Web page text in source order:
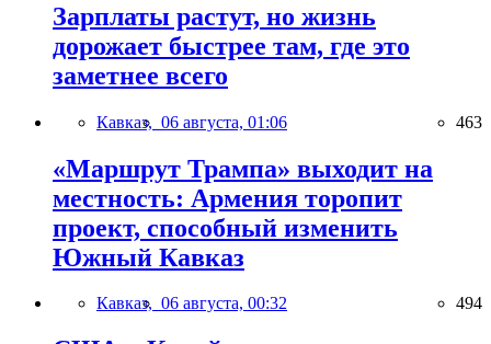
Зарплаты растут, но жизнь
дорожает быстрее там, где это
заметнее всего
Кавказ, 06 августа, 01:06 463
«Маршрут Трампа» выходит на
местность: Армения торопит
проект, способный изменить
Южный Кавказ
Кавказ, 06 августа, 00:32 494